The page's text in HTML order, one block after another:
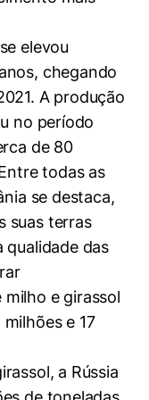
elevou
chegando
A produção
no período
de 80
todas as
se destaca,
suas terras
qualidade das
e girassol
e 17
a Rússia